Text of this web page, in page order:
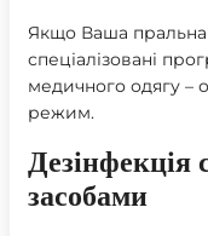
Якщо Ваша
спеціалізовані
медичного одягу –
режим.
Дезінфекція
засобами